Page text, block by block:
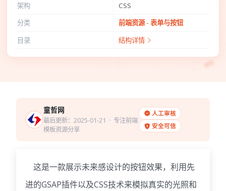
架构
CSS
分类
前端资源 - 表单与按钮
目录
结构详情
童哲网
最后更新：2025-01-21 · 专注前端
模板资源分享
人工审核
安全可信
这是一款展示未来感设计的按钮效果，利用先
进的GSAP插件以及CSS技术来模拟真实的光照和